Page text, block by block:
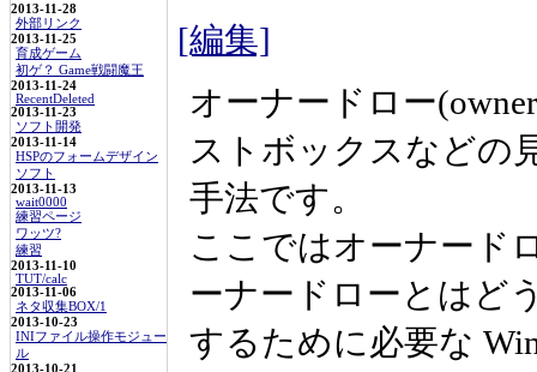
2013-11-28
外部リンク
2013-11-25
育成ゲーム
初ゲ？ Game戦闘魔王
2013-11-24
RecentDeleted
2013-11-23
ソフト開発
2013-11-14
HSPのフォームデザイン
ソフト
2013-11-13
wait0000
練習ページ
ワッツ?
練習
2013-11-10
TUT/calc
2013-11-06
ネタ収集BOX/1
2013-10-23
INIファイル操作モジュー
ル
2013-10-21
[編集]
オーナードロー
ストボックスなどの
手法です。
ここではオーナード
ーナードローとはど
するために必要な